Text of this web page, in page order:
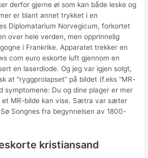
derfor gjerne øl som kan både leske og
er blant annet trykket i en
Diplomatarium Norvegicum, forkortet
over hele verden, men opprinnelig
i Frankrike. Apparatet trekker en
com euro eskorte luft gjennom en
en laserdiode. Og jeg var igjen solgt,
at “ryggprolapset” på bildet (f.eks “MR-
symptomene: Du og dine plager er mer
et MR-bilde kan vise. Sætra var sæter
Songnes fra begynnelsen av 1800-
kristiansand